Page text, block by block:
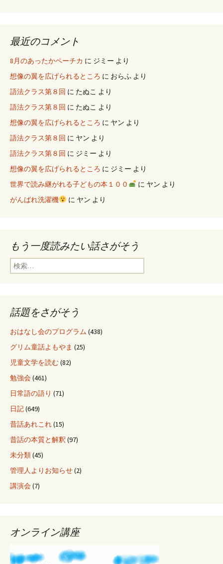
最近のコメント
8月のあったかペーチカ に ジミー より
想像の翼を広げられるところ に おらふ より
語法クラス第８回 に たぬこ より
語法クラス第８回 に たぬこ より
想像の翼を広げられるところ に ヤン より
語法クラス第８回 に ヤン より
語法クラス第８回 に ジミー より
想像の翼を広げられるところ に ジミー より
世界で読み継がれる子どもの本１００
に ヤン より
がんばれ洗濯機
に ヤン より
もう一度読みたい話さがそう
検
索
話題をさがそう
おはなし会のプログラム (438)
グリム童話よもやま (25)
児童文学を読む(82)
勉強会(461)
日常語の語り (71)
日記(649)
昔話あれこれ(15)
昔話の本質と解釈 (97)
未分類(45)
管理人よりお知らせ(2)
講演会(7)
オンライン講座